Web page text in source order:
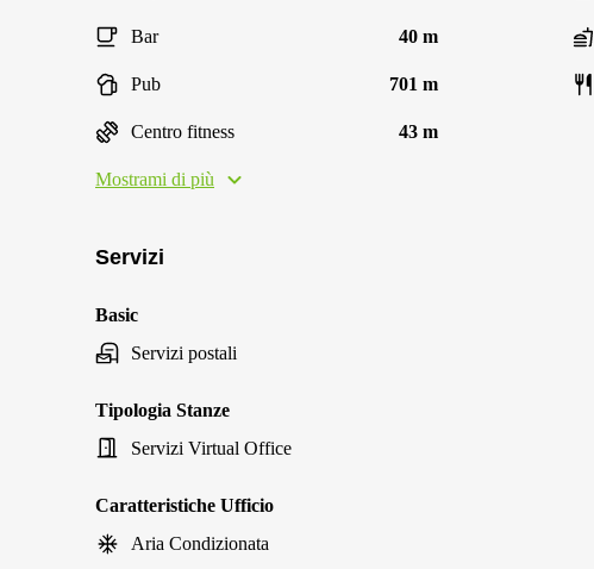
Bar 40 m
Pub 701 m
Centro fitness 43 m
Mostrami di più
Servizi
Basic
Servizi postali
Tipologia Stanze
Servizi Virtual Office
Caratteristiche Ufficio
Aria Condizionata